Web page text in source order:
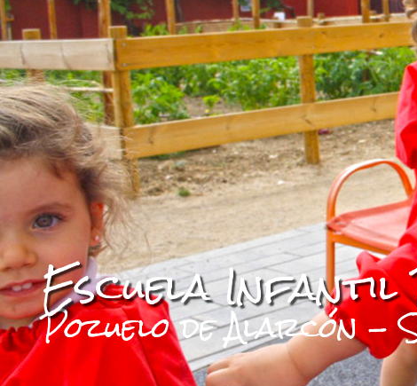
Escuela Infantil
Pozuelo de Alarcón -